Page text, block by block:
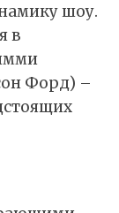
шоу.
в
Форд) –